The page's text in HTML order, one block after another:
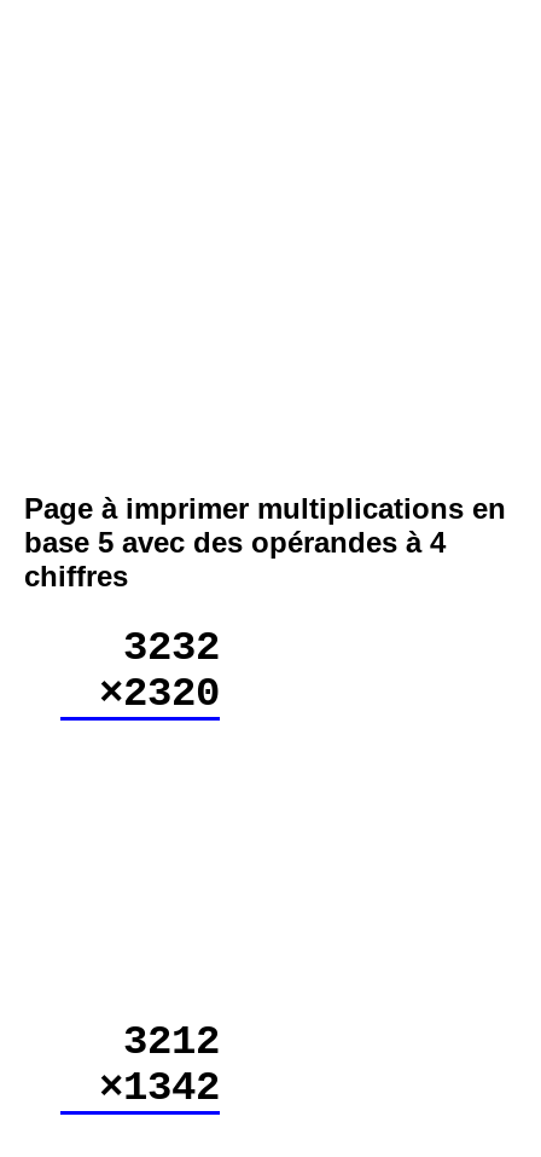
Page à imprimer multiplications en
base 5 avec des opérandes à 4
chiffres
3232
×2320
3212
×1342